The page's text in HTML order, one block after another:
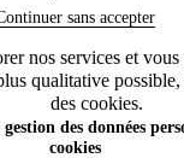
de Tous les produits
de Idées cadeaux
sans accepter
nos services et
qualitative
des cookies.
des données
cookies